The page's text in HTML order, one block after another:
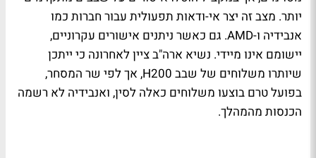
יותר. מצב זה יצר אי-ודאות תפעולית עבור חברות כמו
אנבידיה ו-AMD. גם כאשר ניתנים אישורים עקרוניים,
יישומם אינו מיידי. נשיא ארה"ב ציין לאחרונה כי ייתכן
שיותרו משלוחים של שבב H200, אך לפי שר המסחר,
בפועל טרם בוצעו משלוחים כאלה לסין, ואנבידיה לא רשמה
הכנסות מהמהלך.